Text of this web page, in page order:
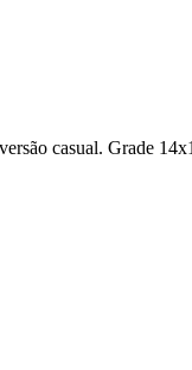
casual. Grade